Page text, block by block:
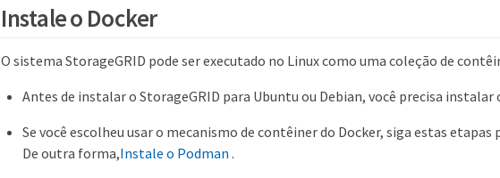
Instale o Docker
O sistema StorageGRID pode ser executado no Linux como uma coleção de
Antes de instalar o StorageGRID para Ubuntu ou Debian, você precisa instalar
Se você escolheu usar o mecanismo de contêiner do Docker, siga estas etapas
De outra forma,Instale o Podman .